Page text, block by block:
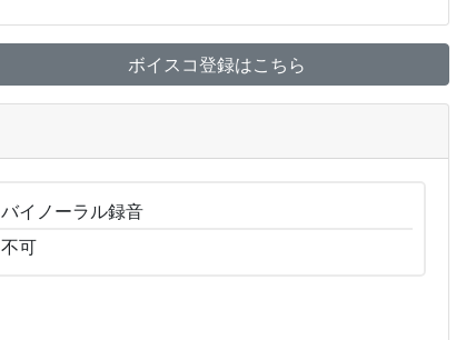
ボイスコ登録はこちら
バイノーラル録音
不可